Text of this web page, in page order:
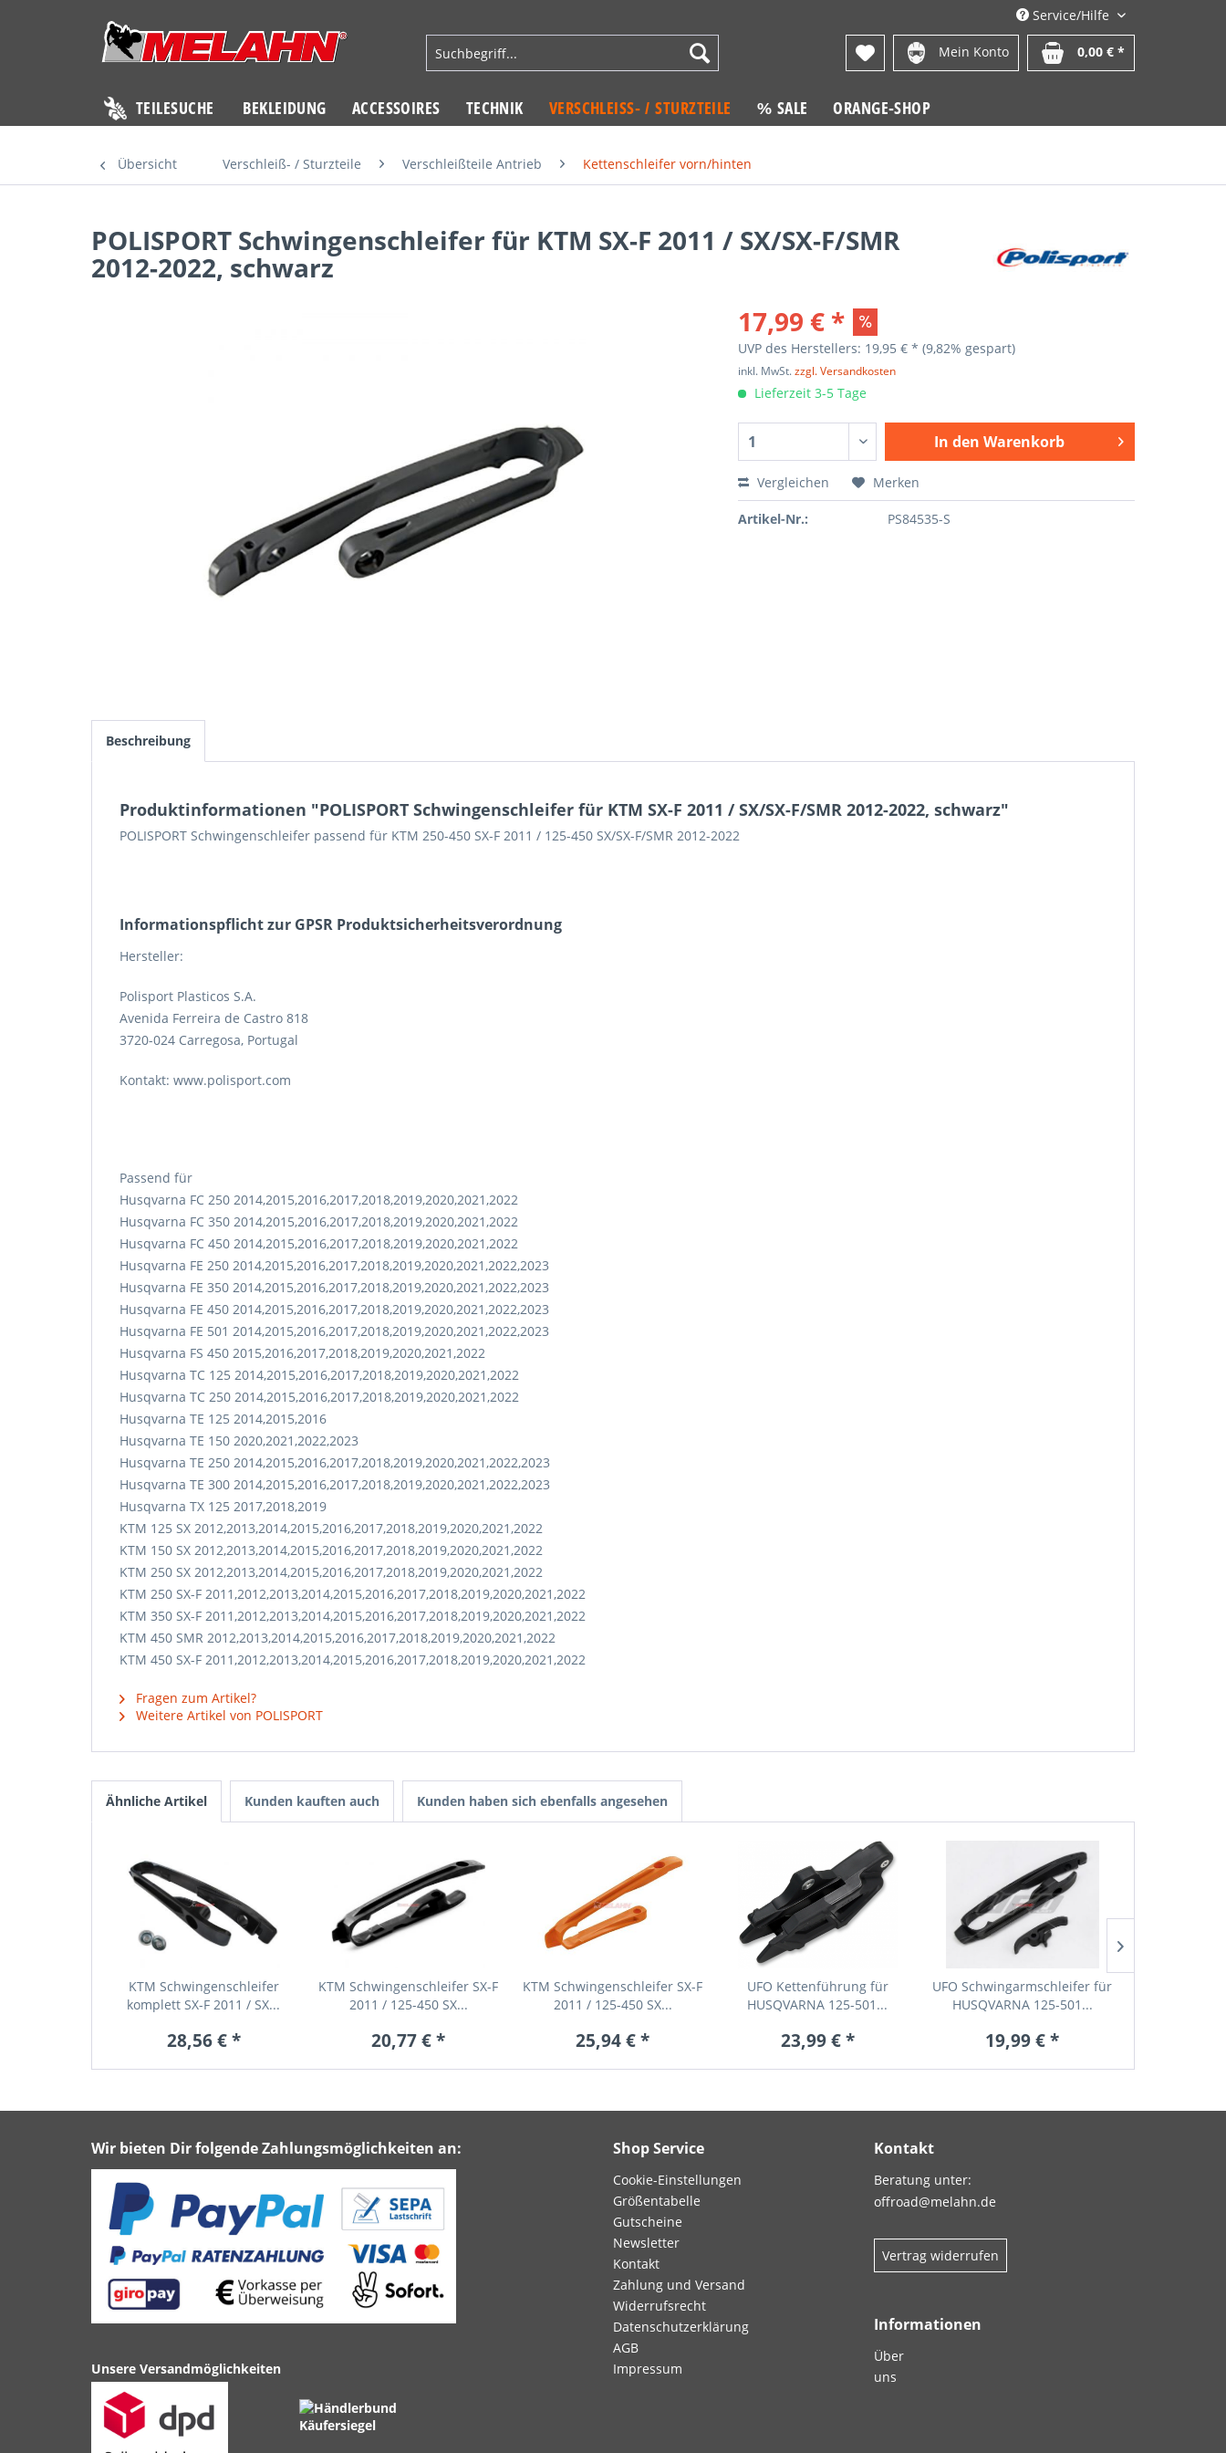
Service/Hilfe
Mein Konto 0,00 € *
TEILESUCHE BEKLEIDUNG ACCESSOIRES TECHNIK VERSCHLEISS- / STURZTEILE % SALE ORANGE-SHOP
Übersicht Verschleiß- / Sturzteile Verschleißteile Antrieb Kettenschleifer vorn/hinten
POLISPORT Schwingenschleifer für KTM SX-F 2011 / SX/SX-F/SMR
2012-2022, schwarz
17,99 € *
UVP des Herstellers: 19,95 € *(9,82% gespart)
inkl. MwSt.zzgl. Versandkosten
Lieferzeit 3-5 Tage
In den Warenkorb
Vergleichen Merken
Artikel-Nr.: PS84535-S
Beschreibung
Produktinformationen "POLISPORT Schwingenschleifer für KTM SX-F 2011 / SX/SX-F/SMR 2012-2022, schwarz"
POLISPORT Schwingenschleifer passend für KTM 250-450 SX-F 2011 / 125-450 SX/SX-F/SMR 2012-2022
Informations­pflicht zur GPSR Produktsicherheits­verordnung
Hersteller:
Polisport Plasticos S.A.
Avenida Ferreira de Castro 818
3720-024 Carregosa, Portugal
Kontakt: www.polisport.com
Passend für
Husqvarna FC 250 2014,2015,2016,2017,2018,2019,2020,2021,2022
Husqvarna FC 350 2014,2015,2016,2017,2018,2019,2020,2021,2022
Husqvarna FC 450 2014,2015,2016,2017,2018,2019,2020,2021,2022
Husqvarna FE 250 2014,2015,2016,2017,2018,2019,2020,2021,2022,2023
Husqvarna FE 350 2014,2015,2016,2017,2018,2019,2020,2021,2022,2023
Husqvarna FE 450 2014,2015,2016,2017,2018,2019,2020,2021,2022,2023
Husqvarna FE 501 2014,2015,2016,2017,2018,2019,2020,2021,2022,2023
Husqvarna FS 450 2015,2016,2017,2018,2019,2020,2021,2022
Husqvarna TC 125 2014,2015,2016,2017,2018,2019,2020,2021,2022
Husqvarna TC 250 2014,2015,2016,2017,2018,2019,2020,2021,2022
Husqvarna TE 125 2014,2015,2016
Husqvarna TE 150 2020,2021,2022,2023
Husqvarna TE 250 2014,2015,2016,2017,2018,2019,2020,2021,2022,2023
Husqvarna TE 300 2014,2015,2016,2017,2018,2019,2020,2021,2022,2023
Husqvarna TX 125 2017,2018,2019
KTM 125 SX 2012,2013,2014,2015,2016,2017,2018,2019,2020,2021,2022
KTM 150 SX 2012,2013,2014,2015,2016,2017,2018,2019,2020,2021,2022
KTM 250 SX 2012,2013,2014,2015,2016,2017,2018,2019,2020,2021,2022
KTM 250 SX-F 2011,2012,2013,2014,2015,2016,2017,2018,2019,2020,2021,2022
KTM 350 SX-F 2011,2012,2013,2014,2015,2016,2017,2018,2019,2020,2021,2022
KTM 450 SMR 2012,2013,2014,2015,2016,2017,2018,2019,2020,2021,2022
KTM 450 SX-F 2011,2012,2013,2014,2015,2016,2017,2018,2019,2020,2021,2022
Fragen zum Artikel?
Weitere Artikel von POLISPORT
Ähnliche Artikel Kunden kauften auch Kunden haben sich ebenfalls angesehen
KTM Schwingenschleifer
komplett SX-F 2011 / SX...
28,56 € *
KTM Schwingenschleifer SX-F
2011 / 125-450 SX...
20,77 € *
KTM Schwingenschleifer SX-F
2011 / 125-450 SX...
25,94 € *
UFO Kettenführung für
HUSQVARNA 125-501...
23,99 € *
UFO Schwingarmschleifer für
HUSQVARNA 125-501...
19,99 € *
Wir bieten Dir folgende Zahlungsmöglichkeiten an:
Unsere Versandmöglichkeiten
Shop Service
Cookie-Einstellungen
Größentabelle
Gutscheine
Newsletter
Kontakt
Zahlung und Versand
Widerrufsrecht
Datenschutzerklärung
AGB
Impressum
Kontakt
Beratung unter:
offroad@melahn.de
Vertrag widerrufen
Informationen
Über
uns